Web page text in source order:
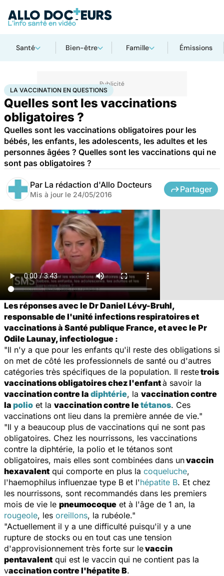
Santé Bien-être Famille Émissions
AccueilFamilleEnfantLa vaccination en questions
LA VACCINATION EN QUESTIONS
Quelles sont les vaccinations
obligatoires ?
Quelles sont les vaccinations obligatoires pour les
bébés, les enfants, les adolescents, les adultes et les
personnes âgées ? Quelles sont les vaccinations qui ne
sont pas obligatoires ?
Par La rédaction d'Allo Docteurs
Mis à jour le 24/05/2016
Partager
Les réponses avec le Dr Daniel Lévy-Bruhl,
responsable de l'unité infections respiratoires et
vaccinations à Santé publique France, et avec le Pr
Odile Launay, infectiologue :
"Il n'y a que pour les enfants qu'il reste des obligations si
on met de côté les professionnels de santé ou d'autres
catégories très spécifiques de la population. Il restetrois
vaccinations obligatoires chez l'enfantà savoir la
vaccination contre la diphtérie, la vaccination contre
la polio et la vaccination contre letétanos. Ces
vaccinations ont lieu dans la première année de vie."
"Il y a beaucoup plus de vaccinations qui ne sont pas
obligatoires. Chez les nourrissons, les vaccinations
contre la diphtérie, la polio et le tétanos sont
obligatoires, mais elles sont combinées dans unvaccin
hexavalent qui comporte en plus la coqueluche,
l'haemophilus influenzae type B et l'hépatite B. Et chez
les nourrissons, sont recommandés dans les premiers
mois de vie le pneumocoque et à l'âge de 1 an, la
rougeole, les oreillons, la rubéole."
"Actuellement il y a une difficulté puisqu'il y a une
rupture de stocks ou en tout cas une tension
d'approvisionnement très forte sur levaccin
pentavalent qui est le vaccin qui ne contient pas la
vaccination contre l'hépatite B.